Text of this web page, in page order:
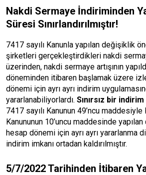
Nakdi Sermaye İndiriminden
Süresi Sınırlandırılmıştır!
7417 sayılı Kanunla yapılan değişiklik
şirketleri gerçekleştirdikleri nakdi
üzerinden, nakdi sermaye artışının
döneminden itibaren başlamak üzere
dönemi için ayrı ayrı indirim
yararlanabiliyorlardı. Sınırsız bir
7417 sayılı Kanunun 49’ncu
Kanununun 10’uncu maddesinde
hesap dönemi için ayrı ayrı yararlanma
indirim imkanı ortadan kaldırılmıştır.
5/7/2022 Tarihinden İtibaren